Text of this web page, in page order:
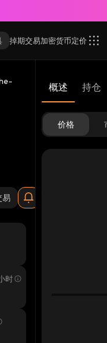
掉期交易加密货币定价
易
时
概述 持仓
价格